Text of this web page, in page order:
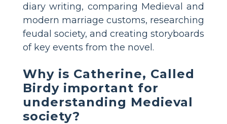
diary writing, comparing Medieval and
modern marriage customs, researching
feudal society, and creating storyboards
of key events from the novel.
Why is Catherine, Called
Birdy important for
understanding Medieval
society?